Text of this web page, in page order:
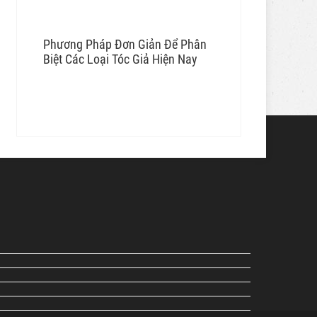
Phương Pháp Đơn Giản Để Phân
Biệt Các Loại Tóc Giả Hiện Nay